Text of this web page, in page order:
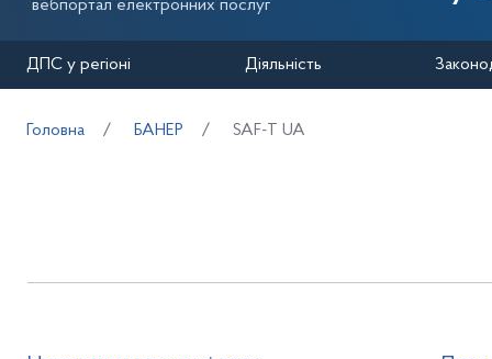
вебпортал електронних послуг
ДПС у регіоні Діяльність
Головна БАНЕР SAF-T UA